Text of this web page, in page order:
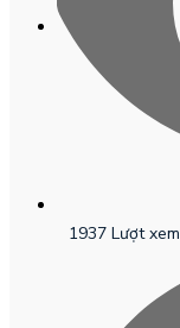
1937 Lượt xem